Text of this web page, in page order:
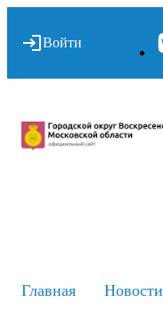
Войти
Главная Новости